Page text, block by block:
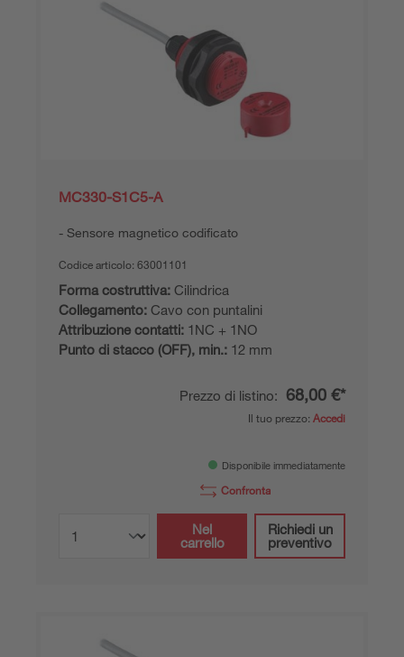
MC330-S1C5-A
Sensore magnetico codificato
Codice articolo: 63001101
Forma costruttiva: Cilindrica
Collegamento: Cavo con puntalini
Attribuzione contatti: 1NC + 1NO
Punto di stacco (OFF), min.: 12 mm
Prezzo di listino: 68,00 €*
Il tuo prezzo: Accedi
Disponibile immediatamente
Confronta
Nel
carrello
Richiedi un
preventivo